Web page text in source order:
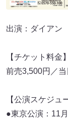
出演：ダイアン
【チケット料金】
前売3,500円／
【公演スケジュ
●東京公演：11